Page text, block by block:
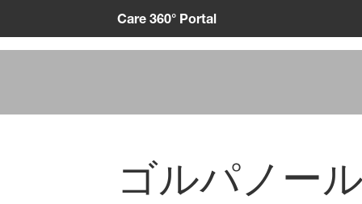
Care 360° Portal
ゴルパノー